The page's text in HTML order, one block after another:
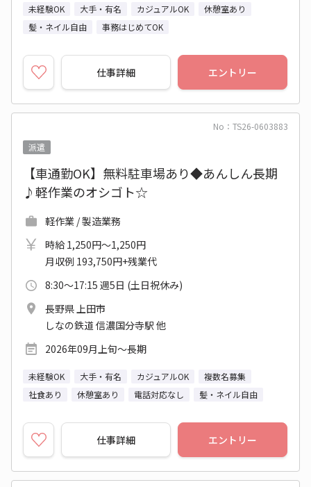
未経験OK 大手・有名 カジュアルOK
休憩室あり
髪・ネイル自由
事務はじめてOK
仕事詳細 エントリー
No：TS26-0603883
派遣
【車通勤OK】無料駐車場あり◆あんしん長期
♪軽作業のオシゴト☆
軽作業 / 製造業務
時給 1,250円～1,250円
月収例 193,750円+残業代
8:30～17:15 週5日 (土日祝休み)
長野県 上田市
しなの鉄道 信濃国分寺駅 他
2026年09月上旬～長期
未経験OK 大手・有名 カジュアルOK
複数名募集
社食あり
休憩室あり 電話対応なし 髪・ネイル自由
仕事詳細 エントリー